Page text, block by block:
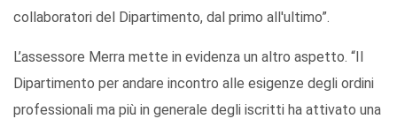
collaboratori del Dipartimento, dal primo all'ultimo”.
L’assessore Merra mette in evidenza un altro aspetto. “Il
Dipartimento per andare incontro alle esigenze degli ordini
professionali ma più in generale degli iscritti ha attivato una